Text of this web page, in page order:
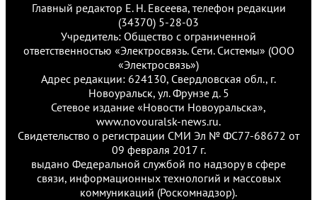
Главный редактор Е. Н. Евсеева, телефон редакции
(34370) 5-28-03
Учредитель: Общество с ограниченной
ответственностью «Электросвязь. Сети. Системы» (ООО
«Электросвязь»)
Адрес редакции: 624130, Свердловская обл., г.
Новоуральск, ул. Фрунзе д. 5
Сетевое издание «Новости Новоуральска»,
www.novouralsk-news.ru.
Свидетельство о регистрации СМИ Эл № ФС77-68672 от
09 февраля 2017 г.
выдано Федеральной службой по надзору в сфере
связи, информационных технологий и массовых
коммуникаций (Роскомнадзор).